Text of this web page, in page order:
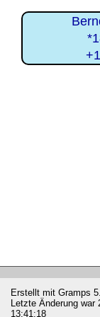
Erstellt mit Gramps
Letzte Änderung war
13:41:18